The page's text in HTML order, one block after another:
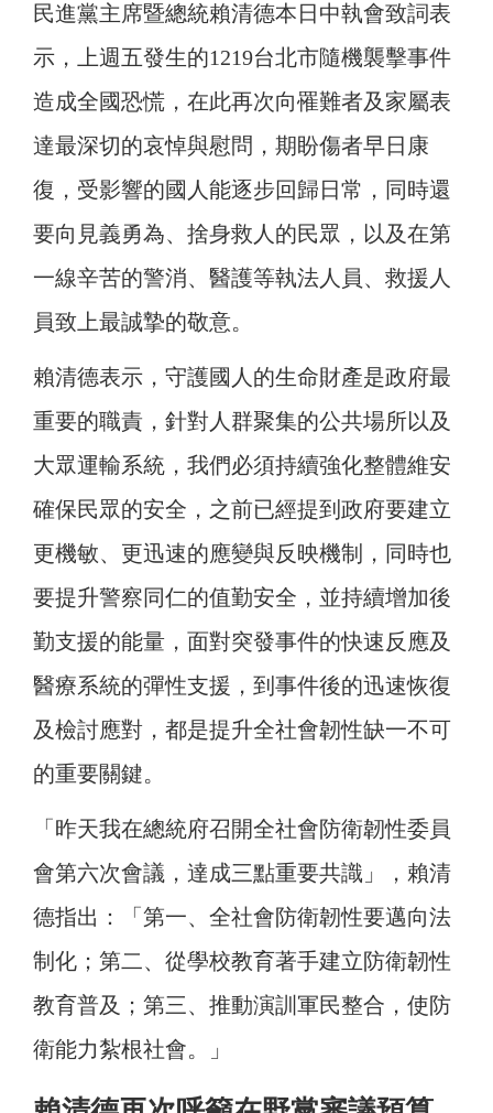
民進黨主席暨總統賴清德本日中執會致詞表
示，上週五發生的1219台北市隨機襲擊事件
造成全國恐慌，在此再次向罹難者及家屬表
達最深切的哀悼與慰問，期盼傷者早日康
復，受影響的國人能逐步回歸日常，同時還
要向見義勇為、捨身救人的民眾，以及在第
一線辛苦的警消、醫護等執法人員、救援人
員致上最誠摯的敬意。
賴清德表示，守護國人的生命財產是政府最
重要的職責，針對人群聚集的公共場所以及
大眾運輸系統，我們必須持續強化整體維安
確保民眾的安全，之前已經提到政府要建立
更機敏、更迅速的應變與反映機制，同時也
要提升警察同仁的值勤安全，並持續增加後
勤支援的能量，面對突發事件的快速反應及
醫療系統的彈性支援，到事件後的迅速恢復
及檢討應對，都是提升全社會韌性缺一不可
的重要關鍵。
「昨天我在總統府召開全社會防衛韌性委員
會第六次會議，達成三點重要共識」，賴清
德指出：「第一、全社會防衛韌性要邁向法
制化；第二、從學校教育著手建立防衛韌性
教育普及；第三、推動演訓軍民整合，使防
衛能力紮根社會。」